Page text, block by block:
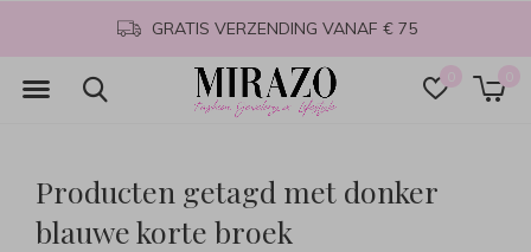
0 0
GRATIS VERZENDING VANAF € 75
Producten getagd met donker
blauwe korte broek